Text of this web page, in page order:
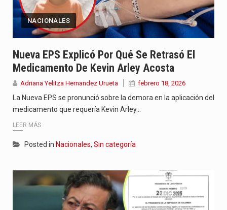
Saber cómo borrar el historial de operaciones en MT4 es…
Jhon Arias continúa consolidándose como una de las grandes figuras…
La investigación por la muerte de Kevin Arley Acosta Pico,…
NACIONALES
Nueva EPS Explicó Por Qué Se Retrasó El
Medicamento De Kevin Arley Acosta
Adriana Yelitza Hernandez Urueta febrero 18, 2026
La Nueva EPS se pronunció sobre la demora en la aplicación del
medicamento que requería Kevin Arley…
LEER MÁS
Posted in Nacionales, Sin categoría